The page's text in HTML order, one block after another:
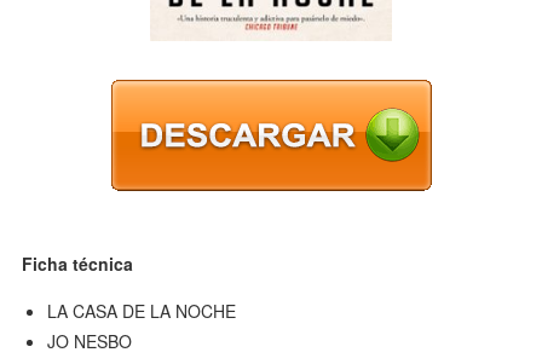
Ficha técnica
LA CASA DE LA NOCHE
JO NESBO